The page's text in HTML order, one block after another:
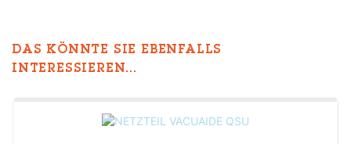
DAS KÖNNTE SIE EBENFALLS
INTERESSIEREN...